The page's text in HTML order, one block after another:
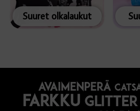
Suuret olkalaukut
avaimenperä
farkku glitter